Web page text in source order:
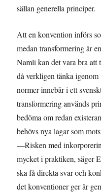
sällan generella principer.
Att en konvention införs
medan transformering är
Namli kan det vara bra att
då verkligen tänka
normer innebär i ett
transformering används
bedöma om redan
behövs nya lagar som
—Risken med
mycket i praktiken, säger
ska få direkta svar och
det konventioner ger är